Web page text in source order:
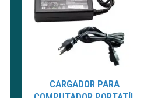
CARGADOR PARA